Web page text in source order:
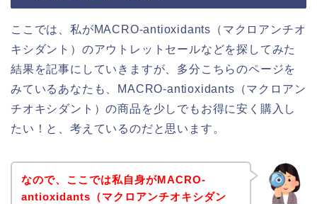
ここでは、私がMACRO-antioxidants（マクロアンチオ
キシダント）のアウトレットセールなどを探してみた
結果を記事にしていきますが、多分こちらのページを
みているあなたも、MACRO-antioxidants（マクロアン
チオキシダント）の商品を少しでもお得に安く購入し
たい！と、考えているのだと思います。
なので、ここでは私自身がMACRO-
antioxidants（マクロアンチオキシダン